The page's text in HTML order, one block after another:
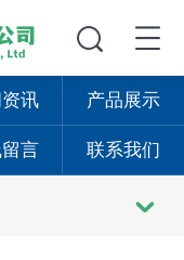
讯 产品展示
言 联系我们